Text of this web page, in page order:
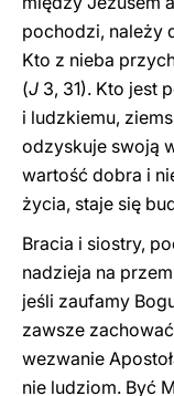
pochodzi, należy
Kto z nieba
(J 3, 31). Kto jest
i ludzkiemu,
odzyskuje swoją
wartość dobra i
życia, staje się
Bracia i siostry,
nadzieja na
jeśli zaufamy
zawsze
wezwanie
nie ludziom. Być